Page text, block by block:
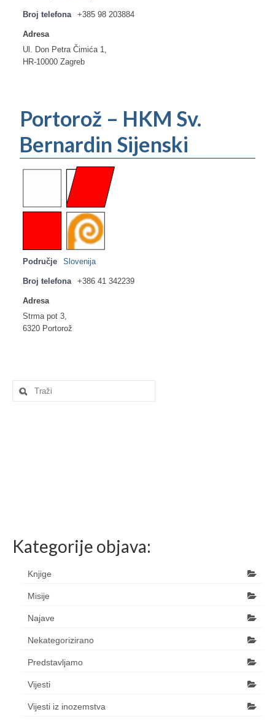
Broj telefona +385 98 203884
Adresa
Ul. Don Petra Čimića 1,
HR-10000 Zagreb
Portorož – HKM Sv.
Bernardin Sijenski
Područje Slovenija
Broj telefona +386 41 342239
Adresa
Strma pot 3,
6320 Portorož
Search
for:
Kategorije objava:
Knjige
Misije
Najave
Nekategorizirano
Predstavljamo
Vijesti
Vijesti iz inozemstva